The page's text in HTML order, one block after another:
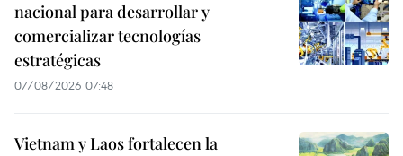
nacional para desarrollar y
comercializar tecnologías
estratégicas
07/08/2026 07:48
Vietnam y Laos fortalecen la